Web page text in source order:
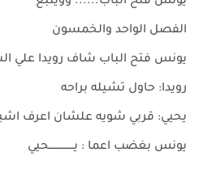
الفصل الواحد والخمسون
يونس فتح الباب شاف رويدا علي
رويدا: حاول تشيله براحه
يحيي: قربي شويه علشان اعرف
يونس بغضب اعما : يـــــــــــــــحيي